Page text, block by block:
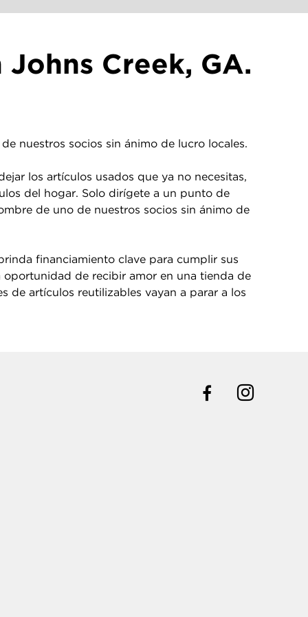
Creek, GA.
nuestros socios sin ánimo de lucro locales.
los artículos usados que ya no necesitas,
del hogar. Solo dirígete a un punto de
de uno de nuestros socios sin ánimo de
financiamiento clave para cumplir sus
de recibir amor en una tienda de
de artículos reutilizables vayan a parar a los